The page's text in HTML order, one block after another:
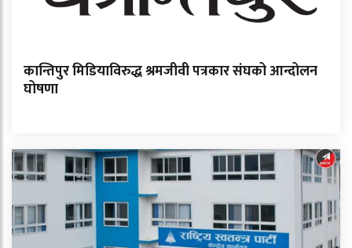
कान्तिपुर मिडियाविरुद्ध श्रमजीवी पत्रकार संघको आन्दोलन
घोषणा